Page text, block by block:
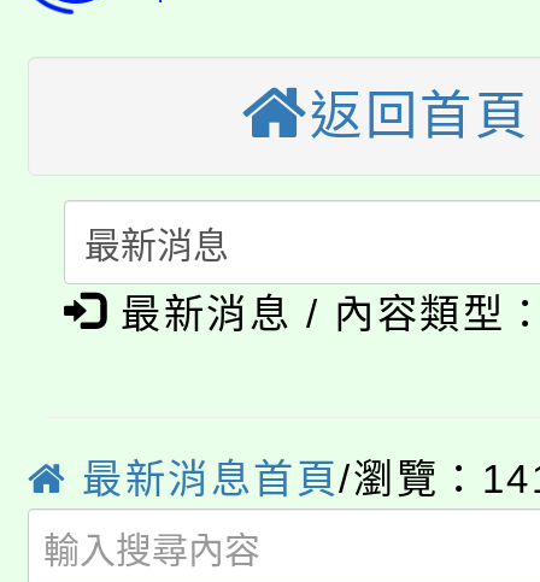
田徑場及游泳池舉行。
視費優惠，中低收入戶
半價優惠，詳情可洽有
者。
大園自造教育及科技中
份教師增能研習
大溪自造教育及科技
份教師研習
淨零綠生活教案入校路
會
115年食農教育專業人
程
「本色祭」8/29、30在
局官網。
8月14至27日，桃園電
開!
115年桃園市運動會8/
返回首頁
最新消息 / 內容類型
最新消息首頁/瀏覽：